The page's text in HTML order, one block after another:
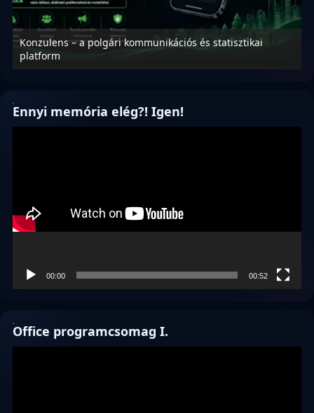
Konzulens – a polgári kommunikációs és statisztikai
platform
Ennyi memória elég?! Igen!
00:00 00:52
Office programcsomag I.